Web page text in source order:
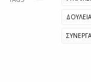
ΔΟΥΛΕΙΑ